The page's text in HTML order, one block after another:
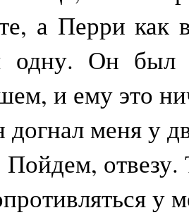
а Перри как
одну. Он был
и ему это
меня у
отвезу.
у